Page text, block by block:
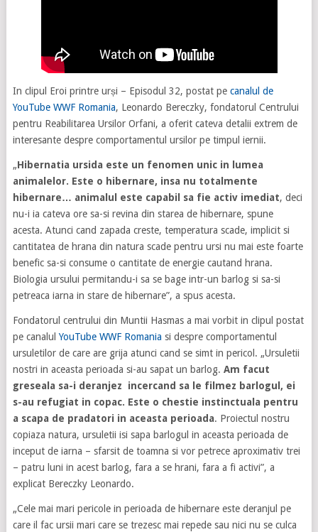
In clipul Eroi printre urși – Episodul 32, postat pe canalul de
YouTube WWF Romania, Leonardo Bereczky, fondatorul Centrului
pentru Reabilitarea Ursilor Orfani, a oferit cateva detalii extrem de
interesante despre comportamentul ursilor pe timpul iernii.
„Hibernatia ursida este un fenomen unic in lumea
animalelor. Este o hibernare, insa nu totalmente
hibernare… animalul este capabil sa fie activ imediat, deci
nu-i ia cateva ore sa-si revina din starea de hibernare, spune
acesta. Atunci cand zapada creste, temperatura scade, implicit si
cantitatea de hrana din natura scade pentru ursi nu mai este foarte
benefic sa-si consume o cantitate de energie cautand hrana.
Biologia ursului permitandu-i sa se bage intr-un barlog si sa-si
petreaca iarna in stare de hibernare”, a spus acesta.
Fondatorul centrului din Muntii Hasmas a mai vorbit in clipul postat
pe canalul YouTube WWF Romania si despre comportamentul
ursuletilor de care are grija atunci cand se simt in pericol. „Ursuletii
nostri in aceasta perioada si-au sapat un barlog. Am facut
greseala sa-i deranjez incercand sa le filmez barlogul, ei
s-au refugiat in copac. Este o chestie instinctuala pentru
a scapa de pradatori in aceasta perioada. Proiectul nostru
copiaza natura, ursuletii isi sapa barlogul in aceasta perioada de
inceput de iarna – sfarsit de toamna si vor petrece aproximativ trei
– patru luni in acest barlog, fara a se hrani, fara a fi activi”, a
explicat Bereczky Leonardo.
„Cele mai mari pericole in perioada de hibernare este deranjul pe
care il fac ursii mari care se trezesc mai repede sau nici nu se culca